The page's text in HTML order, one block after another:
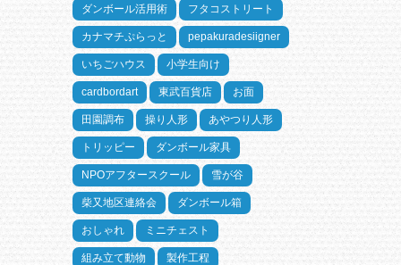
ダンボール活用術 フタコストリート
カナマチぷらっと pepakuradesiigner
いちごハウス 小学生向け
cardbordart 東武百貨店 お面
田園調布 操り人形 あやつり人形
トリッピー ダンボール家具
NPOアフタースクール 雪が谷
柴又地区連絡会 ダンボール箱
おしゃれ ミニチェスト
組み立て動物 製作工程